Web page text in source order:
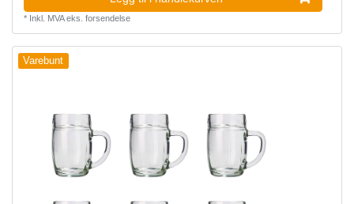
* Inkl. MVAeks. forsendelse
Varebunt